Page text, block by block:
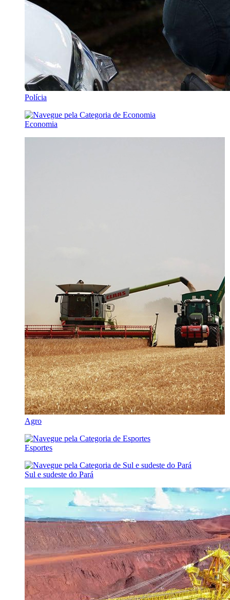
Polícia
Economia
Agro
Esportes
Sul e sudeste do Pará